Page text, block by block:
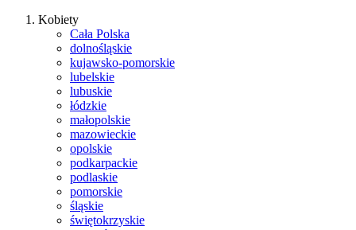
Kobiety
Cała Polska
dolnośląskie
kujawsko-pomorskie
lubelskie
lubuskie
łódzkie
małopolskie
mazowieckie
opolskie
podkarpackie
podlaskie
pomorskie
śląskie
świętokrzyskie